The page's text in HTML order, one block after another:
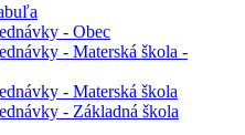
- Obec
- Materská škola -
- Materská škola
- Základná škola